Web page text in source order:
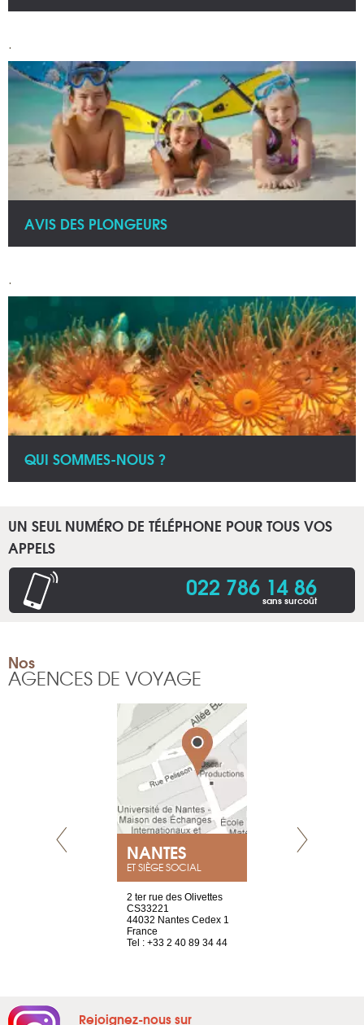
.
AVIS DES PLONGEURS
.
QUI SOMMES-NOUS ?
UN SEUL NUMÉRO DE TÉLÉPHONE POUR TOUS VOS
APPELS
022 786 14 86
sans surcoût
Nos
AGENCES DE VOYAGE
NANTES
ET SIÈGE SOCIAL
2 ter rue des Olivettes
CS33221
44032 Nantes Cedex 1
France
Tel : +33 2 40 89 34 44
Rejoignez-nous sur